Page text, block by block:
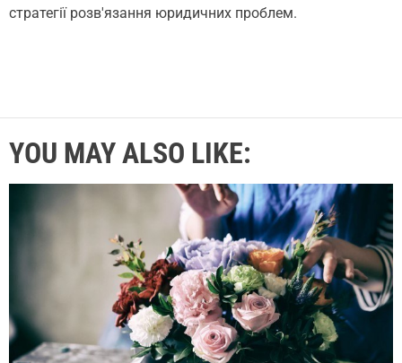
стратегії розв'язання юридичних проблем.
YOU MAY ALSO LIKE: